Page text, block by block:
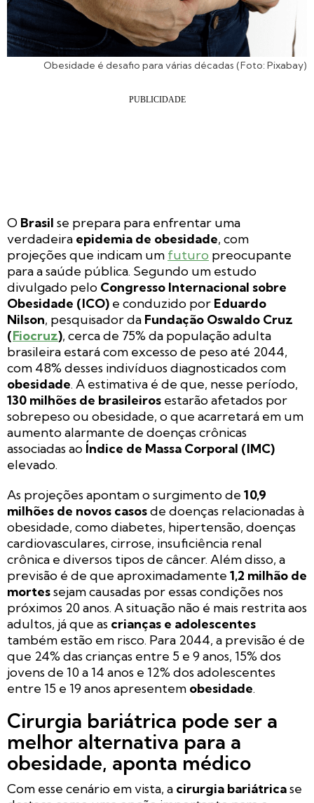
Obesidade é desafio para várias décadas (Foto: Pixabay)
O Brasil se prepara para enfrentar uma
verdadeira epidemia de obesidade, com
projeções que indicam um futuro preocupante
para a saúde pública. Segundo um estudo
divulgado pelo Congresso Internacional sobre
Obesidade (ICO) e conduzido por Eduardo
Nilson, pesquisador da Fundação Oswaldo Cruz
(Fiocruz), cerca de 75% da população adulta
brasileira estará com excesso de peso até 2044,
com 48% desses indivíduos diagnosticados com
obesidade. A estimativa é de que, nesse período,
130 milhões de brasileiros estarão afetados por
sobrepeso ou obesidade, o que acarretará em um
aumento alarmante de doenças crônicas
associadas ao Índice de Massa Corporal (IMC)
elevado.
As projeções apontam o surgimento de 10,9
milhões de novos casosde doenças relacionadas à
obesidade, como diabetes, hipertensão, doenças
cardiovasculares, cirrose, insuficiência renal
crônica e diversos tipos de câncer. Além disso, a
previsão é de que aproximadamente 1,2 milhão de
mortessejam causadas por essas condições nos
próximos 20 anos. A situação não é mais restrita aos
adultos, já que as crianças e adolescentes
também estão em risco. Para 2044, a previsão é de
que 24% das crianças entre 5 e 9 anos, 15% dos
jovens de 10 a 14 anos e 12% dos adolescentes
entre 15 e 19 anos apresentem obesidade.
Cirurgia bariátrica pode ser a
melhor alternativa para a
obesidade, aponta médico
Com esse cenário em vista, a cirurgia bariátricase